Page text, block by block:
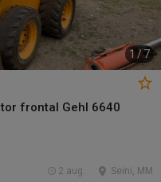
1/7
frontal Gehl 6640
Seini, MM
2 aug.